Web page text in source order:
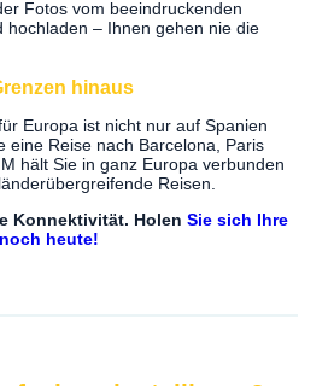
Fotos vom beeindruckenden
hochladen – Ihnen gehen nie die
hinaus
Europa ist nicht nur auf Spanien
eine Reise nach Barcelona, Paris
hält Sie in ganz Europa verbunden
Reisen.
Konnektivität. Holen Sie sich Ihre
heute!